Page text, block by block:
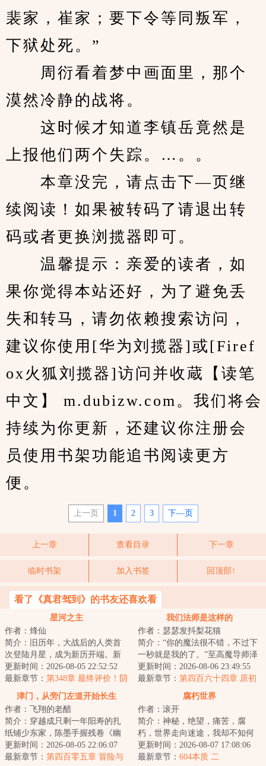
裴家，崔家；要下令等同叛军，
下狱处死。”
周衍看着梦中画面里，那个
漠然冷静的战将。
这时候才知道李镇岳竟然是
上报他们两个失踪。…。。
本章没完，请点击下—页继
续阅读！如果被转码了请退出转
码或者更换浏揽器即可。
温馨提示：亲爱的读者，如
果你觉得本站还好，为了避免丢
失和转马，请勿依赖搜索访问，
建议你使用[华为刘揽器]或[Firef
ox火狐刘揽器]访问并收蔵【读笔
中文】 m.dubizw.com。我们将会
持续为你更新，还建议你注册会
员使用书架功能追书阅读更方
便。
上一页 1 2 3 下—页
上一章 查看目录 下一章
临时书架 加入书签 回顶部↑
看了《真君驾到》的书友还喜欢看
星河之主
作者：烽仙
简介：旧历年，大战后的人类首
次登陆月星，成为新历开端。新
历年，月星人口超过亿，人类诞
生第一位星空武...
更新时间：2026-08-05 22:52:52
最新章节： 第348章 最终评价！阴
谋【万字求票】
我们法师是这样的
作者：瑟瑟发抖梨花猫
简介：“你的魔法很不错，不过下
一秒就是我的了。”至高魔导师泽
利尔。穿越到剑与魔法的异世
界，泽利尔获...
更新时间：2026-08-06 23:49:55
最新章节： 第四百六十四章 原初
津门，从旁门左道开始长生
作者：飞翔的老醋
简介：穿越成只剩一年阳寿的扎
纸铺少东家，陈墨手握残卷《幽
冥扎纸术》，于白事街中挣扎求
生。直到那夜，...
更新时间：2026-08-05 22:06:07
最新章节： 第四百零五章 冒险与
腐朽世界
作者：滚开
简介：神秘，绝望，痛苦，腐
朽，世界走向迷途，我却不知何
去何从。来到一个正在走向末路
的世界，危机四伏...
更新时间：2026-08-07 17:08:06
最新章节： 604本质 二